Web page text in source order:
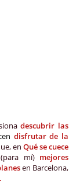
descubrir las
disfrutar de la
en Qué se cuece
mí) mejores
en Barcelona,